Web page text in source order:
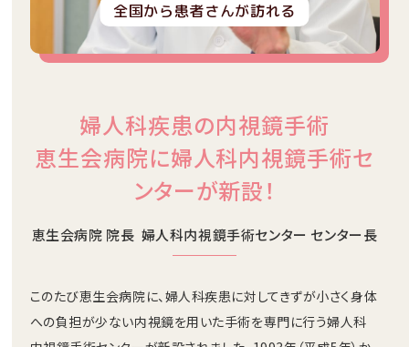
全国から患者さんが訪れる
婦人科疾患の内視鏡手術
恵生会病院に婦人科内視鏡手術セ
ンターが新設！
恵生会病院 院長 婦人科内視鏡手術センター センター長
このたび恵生会病院に、婦人科疾患に対してきずが小さく身体
への負担が少ない内視鏡を用いた手術を専門に行う婦人科